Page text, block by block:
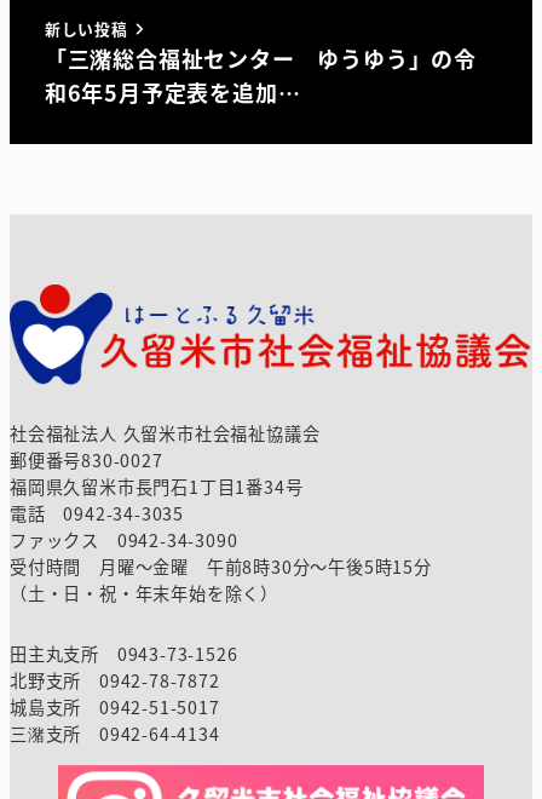
新しい投稿
「三潴総合福祉センター ゆうゆう」の令
和6年5月予定表を追加…
社会福祉法人 久留米市社会福祉協議会
郵便番号830-0027
福岡県久留米市長門石1丁目1番34号
電話 0942-34-3035
ファックス 0942-34-3090
受付時間 月曜～金曜 午前8時30分～午後5時15分
（土・日・祝・年末年始を除く）
田主丸支所 0943-73-1526
北野支所 0942-78-7872
城島支所 0942-51-5017
三潴支所 0942-64-4134